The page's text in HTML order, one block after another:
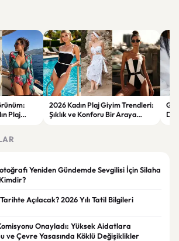
Plaj
2026 Kadın Plaj Giyim Trendleri:
Şıklık ve Konforu Bir Araya
Yeniden Gündemde Sevgilisi İçin Silaha
Açılacak? 2026 Yılı Tatil Bilgileri
Onayladı: Yüksek Aidatlara
ve Çevre Yasasında Köklü Değişiklikler